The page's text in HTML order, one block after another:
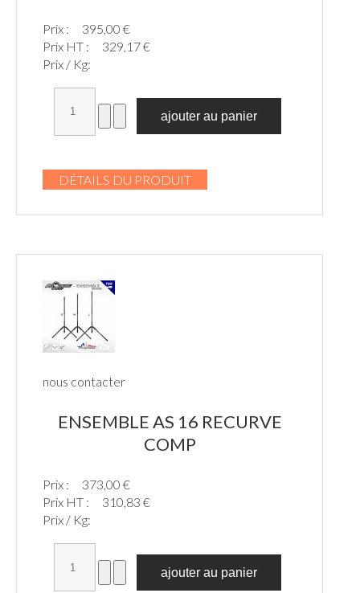
Prix :
395,00 €
Prix HT :
329,17 €
Prix / Kg:
DÉTAILS DU PRODUIT
nous contacter
ENSEMBLE AS 16 RECURVE
COMP
Prix :
373,00 €
Prix HT :
310,83 €
Prix / Kg: